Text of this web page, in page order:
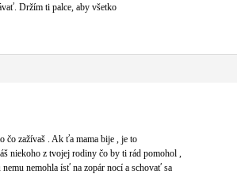
Držím ti palce, aby všetko
čo zažívaš . Ak ťa mama bije , je to
niekoho z tvojej rodiny čo by ti rád pomohol ,
nemohla ísť na zopár nocí a schovať sa